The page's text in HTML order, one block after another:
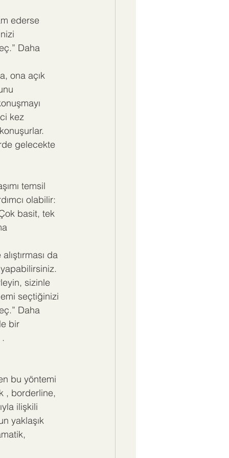
ederse
Daha
ona açık
kez
gelecekte
temsil
olabilir:
basit, tek
da
sizinle
seçtiğinizi
Daha
bir
bu yöntemi
, borderline,
ilişkili
yaklaşık